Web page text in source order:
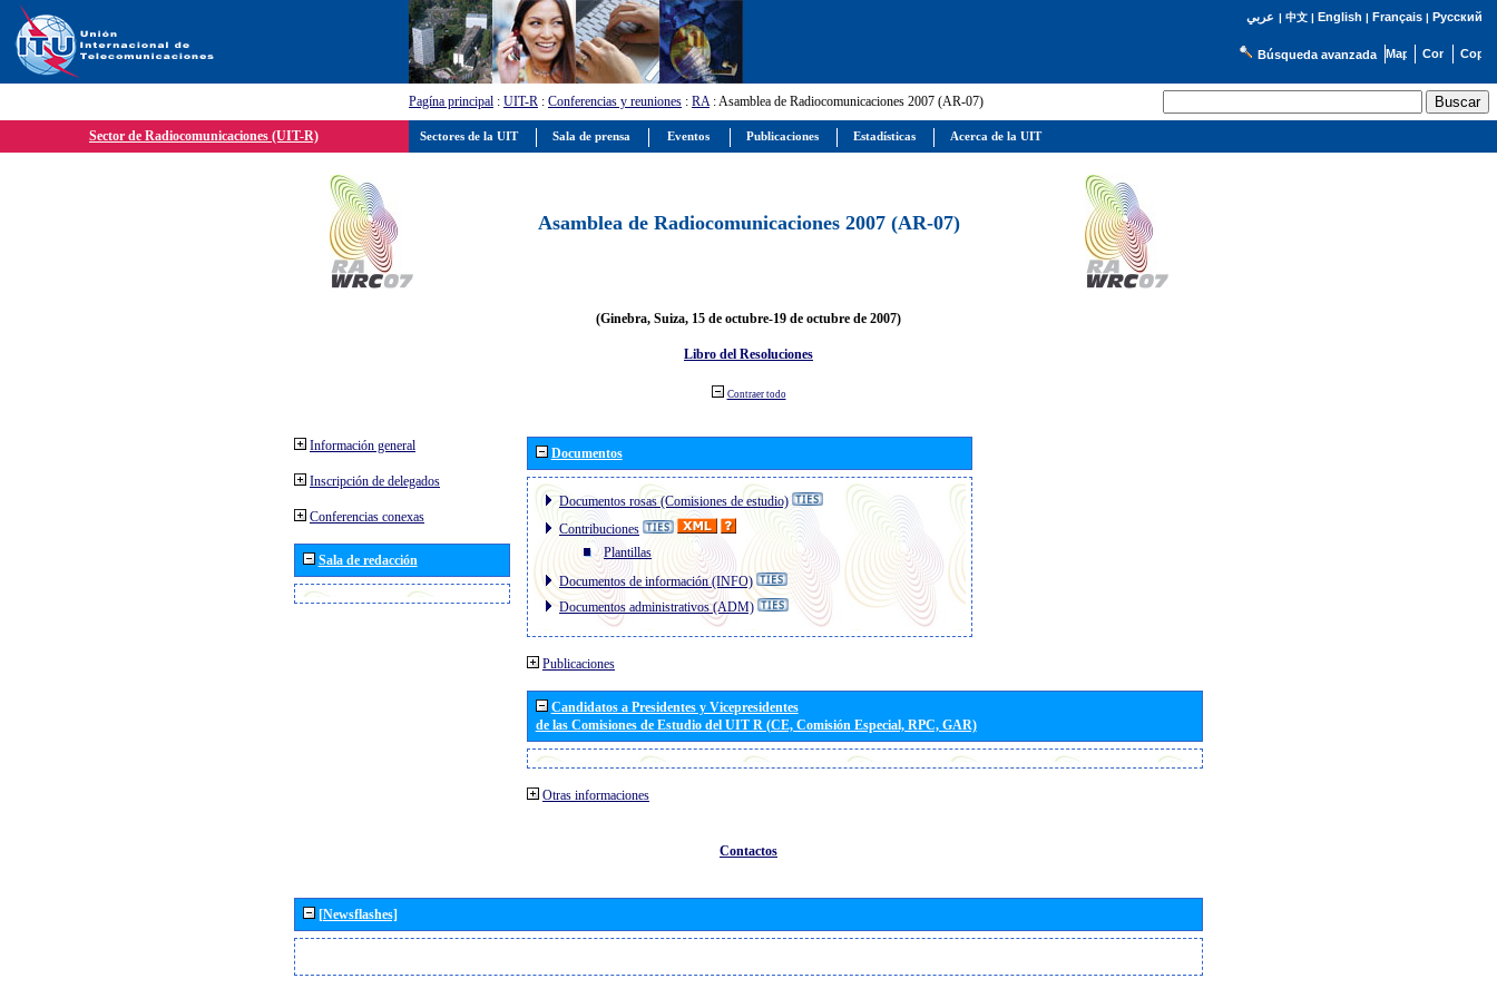
عربي | 中文| English | Français| Русский
Búsqueda avanzada
Pagína principal : UIT-R : Conferencias y reuniones : RA: Asamblea de Radiocomunicaciones 2007 (AR-07)
Sector de Radiocomunicaciones (UIT-R)
Asamblea de Radiocomunicaciones 2007 (AR-07)
(Ginebra, Suiza, 15 de octubre-19 de octubre de 2007)
Libro del Resoluciones
Contraer todo
Información general
Inscripción de delegados
Conferencias conexas
Sala de redacción
Documentos
Documentos rosas (Comisiones de estudio)
Contribuciones
Plantillas
Documentos de información (INFO)
Documentos administrativos (ADM)
Publicaciones
Candidatos a Presidentes y Vicepresidentes
de las Comisiones de Estudio del UIT R (CE, Comisión Especial, RPC, GAR)
Otras informaciones
Contactos
[Newsflashes]
Sectores de la UIT Sala de prensa Eventos Publicaciones Estadísticas Acerca de la UIT